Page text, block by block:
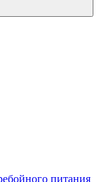
питания